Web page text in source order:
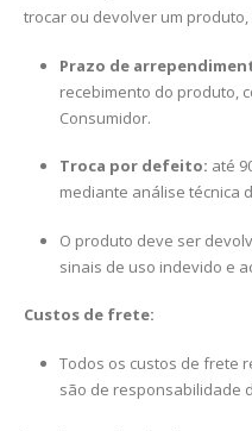
trocar ou devolver um
Prazo de
recebimento do produto,
Consumidor.
Troca por defeito: até
mediante análise técnica
O produto deve ser
sinais de uso indevido e
Custos de frete:
Todos os custos de frete
são de responsabilidade